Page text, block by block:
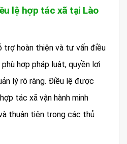
lệ hợp tác xã tại Lào
trợ hoàn thiện và tư vấn điều
hợp pháp luật, quyền lợi
lý rõ ràng. Điều lệ được
tác xã vận hành minh
thuận tiện trong các thủ